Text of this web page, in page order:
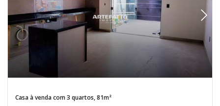
Casa à venda com 3 quartos, 81m²